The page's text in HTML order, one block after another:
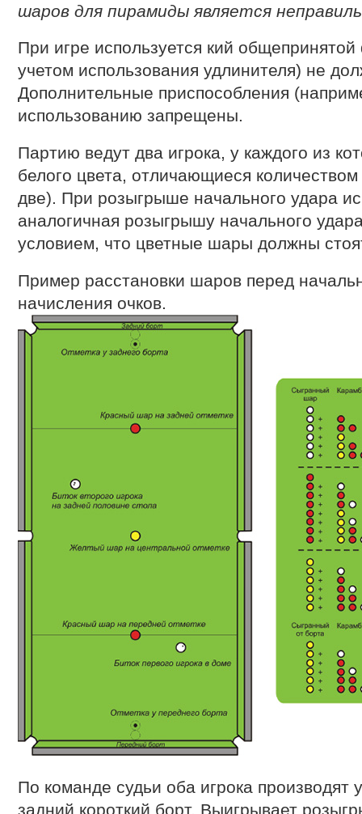
шаров для пирамиды является
При игре используется кий
учетом использования удлинителя) не
Дополнительные приспособления
использованию запрещены.
Партию ведут два игрока, у каждого из
белого цвета, отличающиеся
две). При розыгрыше начального удара
аналогичная розыгрышу начального
условием, что цветные шары должны
Пример расстановки шаров перед
начисления очков.
По команде судьи оба игрока производят